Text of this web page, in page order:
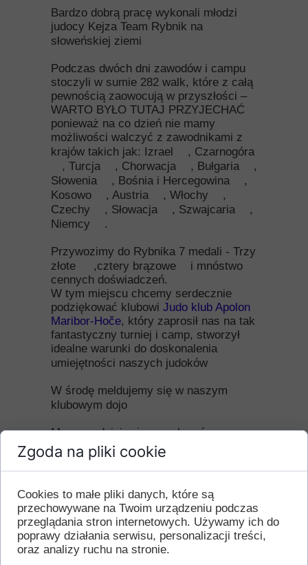
Bardzo dobrą pracę wykonali młodzi
judocy Kejza Team Rybnik na
słoweńskiej ziemi
Podczas dwóch dni zawodów i campu
stoczyli w sumie 282 walk, które z całą
pewnością zaowocują w przyszłości –
WARTO BYŁO TUTAJ PRZYJECHAĆ
ponieważ na co dzień nie mamy
możliwości walczyć z zawodnikami z
krajów takich jak: Izrael
, Czarnogóra
, Turcja
, Chorwacja , Bułgaria
,
Słowenia
, Bośnia i Hercegowina
,
Kosowo
, Austria , Włochy
,
Czechy
, Słowacja , Szwajcaria
,
Niemcy
.
Przywozimy do Rybnika 7 medali - Trzy
złote
,cztery brązowe
i mnóstwo
cennych doświadczeń.
W tym miejscu chcemy serdecznie
podziękować klubowi Judo klub Apolon
Maribor-Hoče, który zaprosił nas na tak
fantastyczny turniej i camp, stworzył
idealne warunki do doskonalenia
umiejętności naszych judoków
W środę meldujemy się w naszym
klubowym dojo
Mamy nadzieję, że za rok znów
będziemy mogli walczyć na turnieju w
Apolon 2025
Wielkie podziękowania dla naszych
Kochanych rodziców Pani Urszuli
Banasiewicz i Wojciecha
Kwaśniewskiego którzy znakomicie
dbali o naszych młodych zawodników
Zgoda na pliki cookie
Cookies to małe pliki danych, które są
przechowywane na Twoim urządzeniu podczas
przeglądania stron internetowych. Używamy ich do
poprawy działania serwisu, personalizacji treści,
oraz analizy ruchu na stronie.